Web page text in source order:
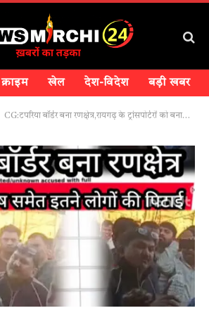
क्राइम खेल देश-विदेश बड़ी खबर
CG:टपरिया बॉर्डर बना रणक्षेत्र,रायगढ़ के ट्रांसपोर्टरों को बनाया बंधक!सतीश चौबे,आशीष यादव समेत इतने लोगों की पिटाई…